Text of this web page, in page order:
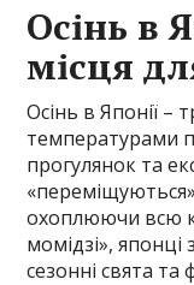
Осінь в
місця
Осінь в Японії –
температурами
прогулянок та
охоплюючи всю
момідзі»,
сезонні свята та